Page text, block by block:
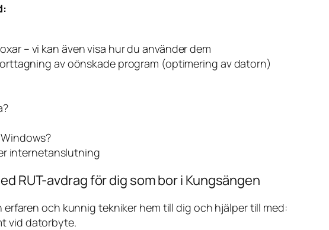
– vi kan även visa hur du använder dem
av oönskade program (optimering av datorn)
internetanslutning
RUT-avdrag för dig som bor i Kungsängen
och kunnig tekniker hem till dig och hjälper till med:
vid datorbyte.